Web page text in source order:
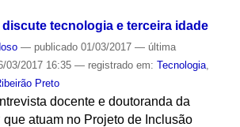
discute tecnologia e terceira idade
— publicado01/03/2017 — última
03/2017 16:35 — registrado em: Tecnologia,
Preto
docente e doutoranda da
que atuam no Projeto de Inclusão